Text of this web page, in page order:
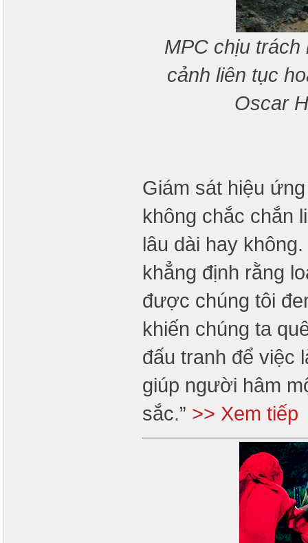
MPC chịu
cảnh liên tục
Oscar
Giám sát hiệu
không chắc chắn
lâu dài hay
khẳng định rằng
được chúng tôi
khiến chúng ta
đấu tranh để việc
giúp người hâm
sắc.” >> Xem tiếp